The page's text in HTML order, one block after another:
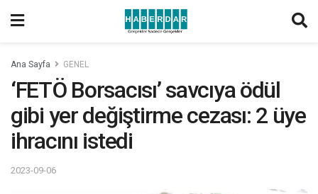
Ana Sayfa GENEL
‘FETÖ Borsacısı’ savcıya ödül
gibi yer değiştirme cezası: 2 üye
ihracını istedi
2023-09-06